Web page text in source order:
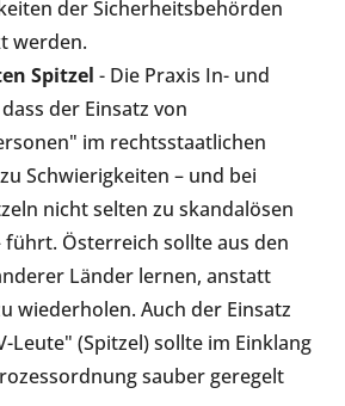
der Sicherheitsbehörden
werden.
Spitzel - Die Praxis In- und
der Einsatz von
im rechtsstaatlichen
Schwierigkeiten – und bei
nicht selten zu skandalösen
führt. Österreich sollte aus den
Länder lernen, anstatt
wiederholen. Auch der Einsatz
Leute" (Spitzel) sollte im Einklang
sauber geregelt